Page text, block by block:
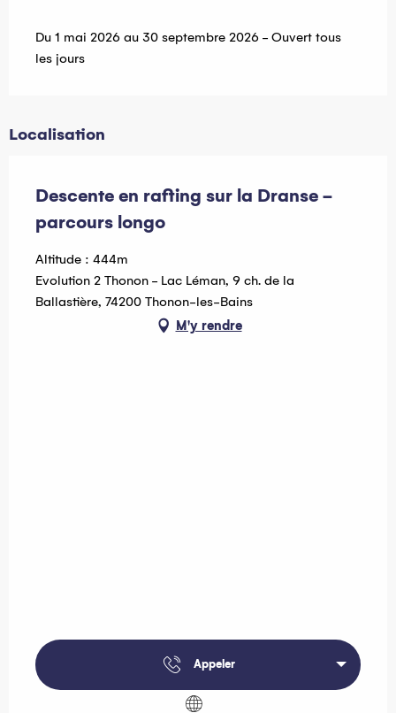
Du 1 mai 2026 au 30 septembre 2026 - Ouvert tous
les jours
Localisation
Descente en rafting sur la Dranse -
parcours longo
Altitude : 444m
Evolution 2 Thonon - Lac Léman, 9 ch. de la
Ballastière, 74200 Thonon-les-Bains
M'y rendre
Appeler